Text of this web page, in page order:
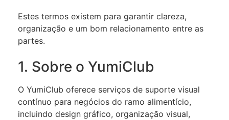
Estes termos existem para garantir clareza,
organização e um bom relacionamento entre as
partes.
1. Sobre o YumiClub
O YumiClub oferece serviços de suporte visual
contínuo para negócios do ramo alimentício,
incluindo design gráfico, organização visual,